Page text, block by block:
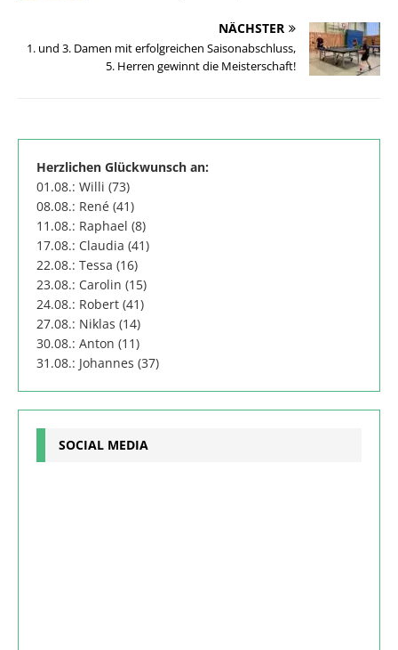
NÄCHSTER
1. und 3. Damen mit erfolgreichen Saisonabschluss,
5. Herren gewinnt die Meisterschaft!
Herzlichen Glückwunsch an:
01.08.: Willi (73)
08.08.: René (41)
11.08.: Raphael (8)
17.08.: Claudia (41)
22.08.: Tessa (16)
23.08.: Carolin (15)
24.08.: Robert (41)
27.08.: Niklas (14)
30.08.: Anton (11)
31.08.: Johannes (37)
SOCIAL MEDIA